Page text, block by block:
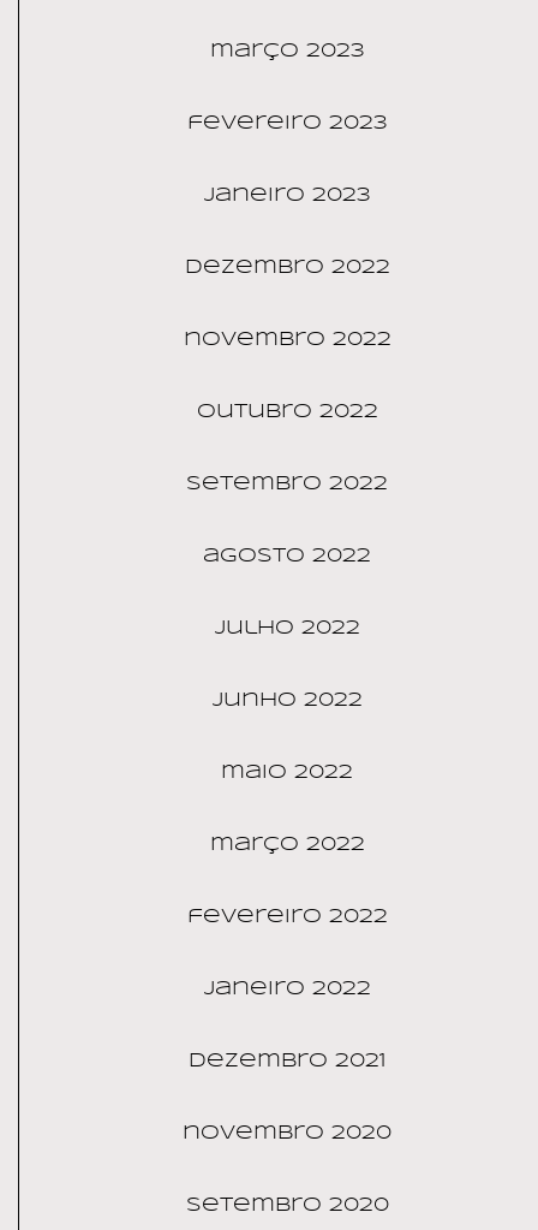
março 2023
fevereiro 2023
janeiro 2023
dezembro 2022
novembro 2022
outubro 2022
setembro 2022
agosto 2022
julho 2022
junho 2022
maio 2022
março 2022
fevereiro 2022
janeiro 2022
dezembro 2021
novembro 2020
setembro 2020